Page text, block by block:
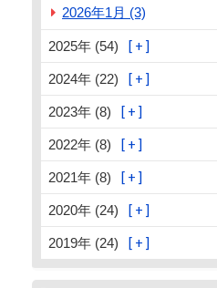
2026年1月 (3)
2025年 (54)
2024年 (22)
2023年 (8)
2022年 (8)
2021年 (8)
2020年 (24)
2019年 (24)